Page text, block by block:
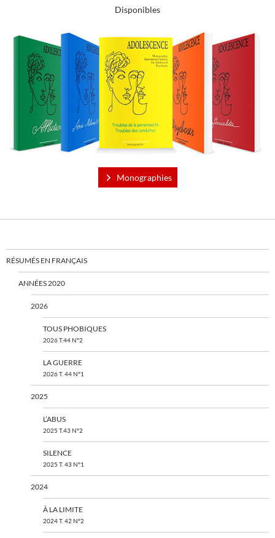
Disponibles
Monographies
RÉSUMÉS EN FRANÇAIS
ANNÉES 2020
2026
TOUS PHOBIQUES
2026 T.44 N°2
LA GUERRE
2026 T. 44 N°1
2025
L’ABUS
2025 T.43 N°2
SILENCE
2025 T. 43 N°1
2024
À LA LIMITE
2024 T. 42 N°2